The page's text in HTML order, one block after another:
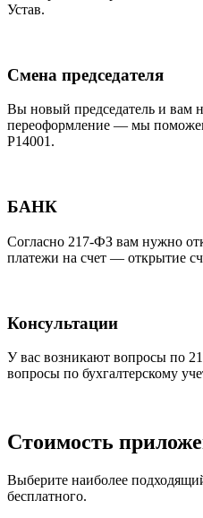
Устав.
Смена председателя
Вы новый председатель и вам
переоформление — мы
Р14001.
БАНК
Согласно 217-ФЗ вам нужно
платежи на счет — открытие
Консультации
У вас возникают вопросы по
вопросы по бухгалтерскому
Стоимость
Выберите наиболее
бесплатного.